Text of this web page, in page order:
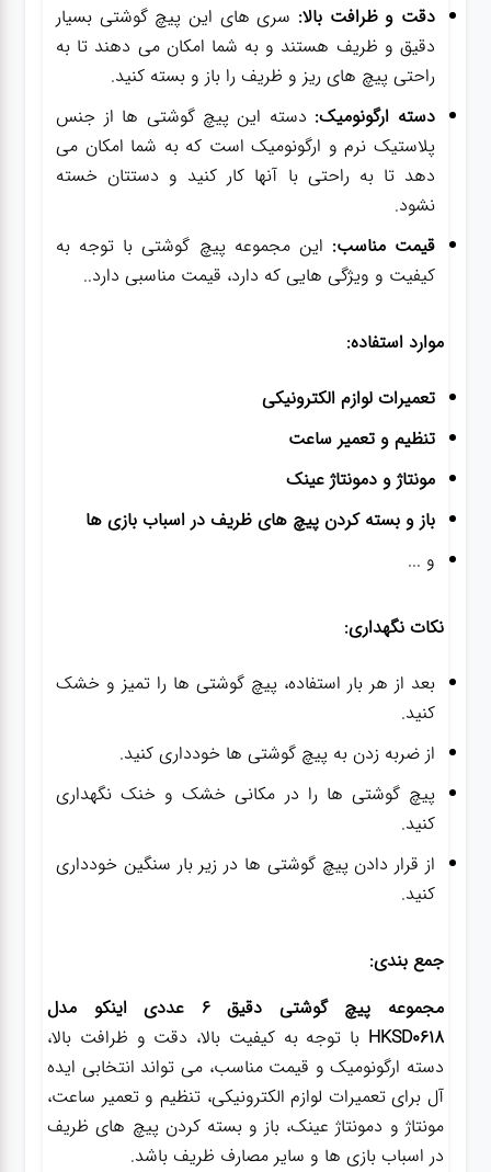
دقت و ظرافت بالا: سری های این پیچ گوشتی بسیار
دقیق و ظریف هستند و به شما امکان می دهند تا به
راحتی پیچ های ریز و ظریف را باز و بسته کنید.
دسته ارگونومیک: دسته این پیچ گوشتی ها از جنس
پلاستیک نرم و ارگونومیک است که به شما امکان می
دهد تا به راحتی با آنها کار کنید و دستتان خسته
نشود.
قیمت مناسب: این مجموعه پیچ گوشتی با توجه به
کیفیت و ویژگی هایی که دارد، قیمت مناسبی دارد..
موارد استفاده:
تعمیرات لوازم الکترونیکی
تنظیم و تعمیر ساعت
مونتاژ و دمونتاژ عینک
باز و بسته کردن پیچ های ظریف در اسباب بازی ها
و ...
نکات نگهداری:
بعد از هر بار استفاده، پیچ گوشتی ها را تمیز و خشک
کنید.
از ضربه زدن به پیچ گوشتی ها خودداری کنید.
پیچ گوشتی ها را در مکانی خشک و خنک نگهداری
کنید.
از قرار دادن پیچ گوشتی ها در زیر بار سنگین خودداری
کنید.
جمع بندی:
مجموعه پیچ گوشتی دقیق 6 عددی اینکو مدل
HKSD0618 با توجه به کیفیت بالا، دقت و ظرافت بالا،
دسته ارگونومیک و قیمت مناسب، می تواند انتخابی ایده
آل برای تعمیرات لوازم الکترونیکی، تنظیم و تعمیر ساعت،
مونتاژ و دمونتاژ عینک، باز و بسته کردن پیچ های ظریف
در اسباب بازی ها و سایر مصارف ظریف باشد.